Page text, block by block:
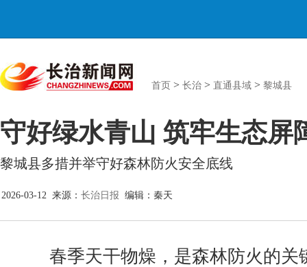
首页 > 长治 > 直通县域 > 黎城县
守好绿水青山 筑牢生态屏
黎城县多措并举守好森林防火安全底线
2026-03-12 来源： 长治日报 编辑：秦天
春季天干物燥，是森林防火的关